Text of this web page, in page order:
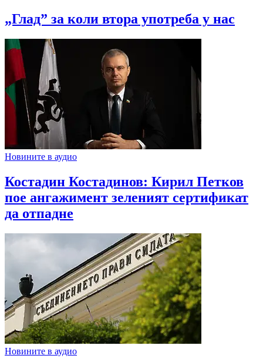
„Глад” за коли втора употреба у нас
Новините в аудио
Костадин Костадинов: Кирил Петков
пое ангажимент зеленият сертификат
да отпадне
Новините в аудио